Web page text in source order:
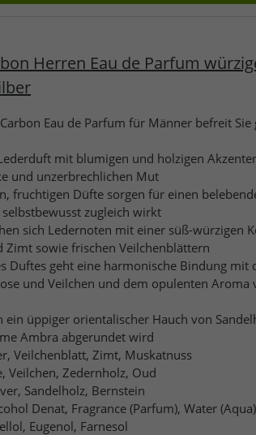
Herren Eau de Parfum
Eau de Parfum für Männer befreit
mit blumigen und holzigen
und unzerbrechlichen Mut
fruchtigen Düfte sorgen für einen
zugleich wirkt
sich Ledernoten mit einer süß-würzigen
Zimt sowie frischen Veilchenblättern
Duftes geht eine harmonische Bindung mit
und Veilchen und dem opulenten Aroma
ein üppiger orientalischer Hauch von
Ambra abgerundet wird
Veilchenblatt, Zimt, Muskatnuss
Veilchen, Zedernholz, Oud
Sandelholz, Bernstein
Denat, Fragrance (Parfum), Water
Eugenol, Farnesol